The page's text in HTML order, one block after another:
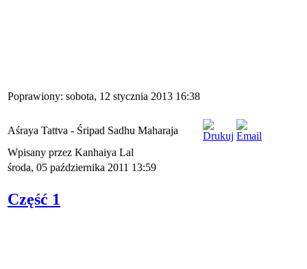
Poprawiony: sobota, 12 stycznia 2013 16:38
Aśraya Tattva - Śripad Sadhu Maharaja
Wpisany przez Kanhaiya Lal
środa, 05 października 2011 13:59
Część 1